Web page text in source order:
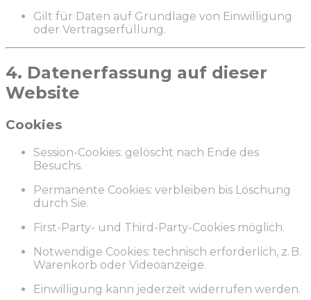
Gilt für Daten auf Grundlage von Einwilligung
oder Vertragserfüllung.
4. Datenerfassung auf dieser
Website
Cookies
Session-Cookies: gelöscht nach Ende des
Besuchs.
Permanente Cookies: verbleiben bis Löschung
durch Sie.
First-Party- und Third-Party-Cookies möglich.
Notwendige Cookies: technisch erforderlich, z. B.
Warenkorb oder Videoanzeige.
Einwilligung kann jederzeit widerrufen werden.